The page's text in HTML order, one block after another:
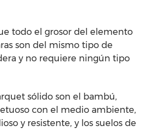
todo el grosor del elemento
son del mismo tipo de
y no requiere ningún tipo
sólido son el bambú,
con el medio ambiente,
y resistente, y los suelos de